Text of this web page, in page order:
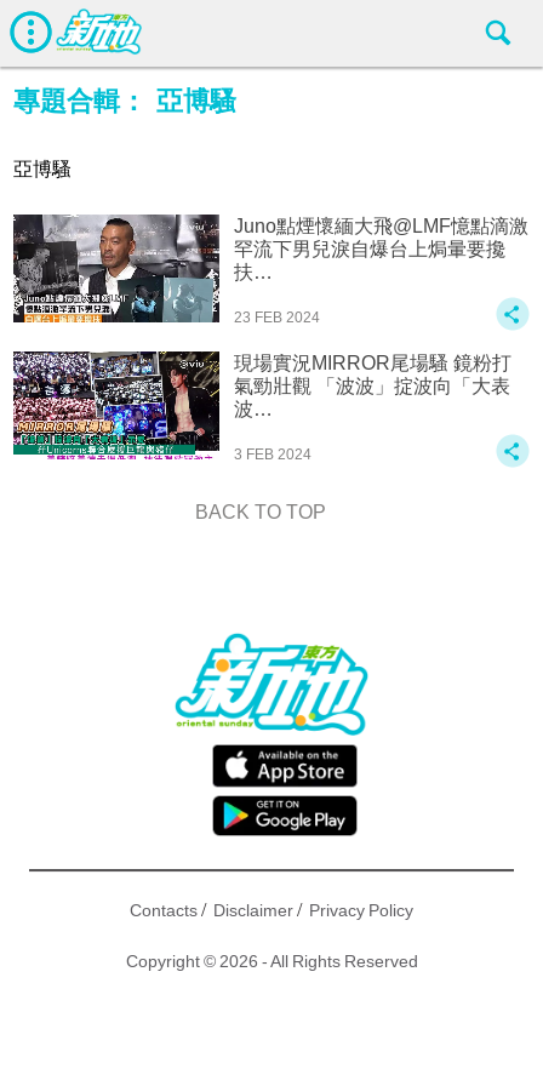
專題合輯： 亞博騷
亞博騷
Juno點煙懷緬大飛@LMF憶點滴激
罕流下男兒淚自爆台上焗暈要攙
扶‍…
23 FEB 2024
現場實況MIRROR尾場騷 鏡粉打
氣勁壯觀 「波波」掟波向「大表
波…
3 FEB 2024
BACK TO TOP
Contacts/ Disclaimer/ Privacy Policy
Copyright © 2026 - All Rights Reserved